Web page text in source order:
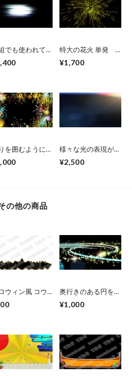
でも使われてい
材１１種
特大の花火 単発
¥1,700
を囲むように打
様々な光の表現がで
キスト素材2個＆
¥2,500
の他の商品
ウィン風 コウ
飛び出してくる
奥行きのある円を描
る 左右から
¥1,000